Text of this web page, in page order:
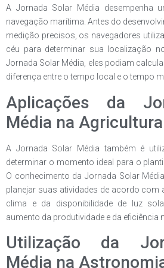
A Jornada Solar Média desempenha
navegação marítima. Antes do
medição precisos, os navegadores
céu para determinar sua localização
Jornada Solar Média, eles podiam
diferença entre o tempo local e o tempo
Aplicações da
Média na Agricultura
A Jornada Solar Média também é
determinar o momento ideal para o
O conhecimento da Jornada Solar
planejar suas atividades de acordo
clima e da disponibilidade de luz
aumento da produtividade e da eficiência
Utilização da
Média na